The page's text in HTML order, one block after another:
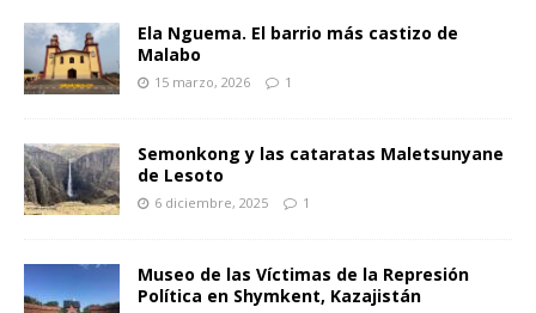
Ela Nguema. El barrio más castizo de
Malabo
15 marzo, 2026 1
Semonkong y las cataratas Maletsunyane
de Lesoto
6 diciembre, 2025 1
Museo de las Víctimas de la Represión
Política en Shymkent, Kazajistán